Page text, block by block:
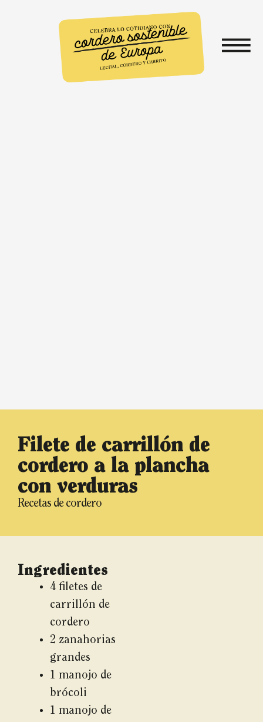
Filete de carrillón de
cordero a la plancha
con verduras
Recetas de cordero
Ingredientes
4 filetes de
carrillón de
cordero
2 zanahorias
grandes
1 manojo de
brócoli
1 manojo de